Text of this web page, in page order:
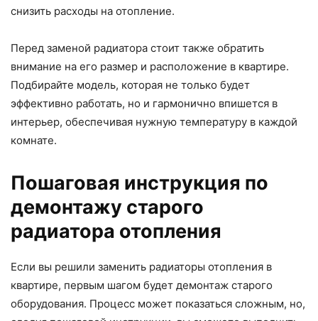
снизить расходы на отопление.
Перед заменой радиатора стоит также обратить
внимание на его размер и расположение в квартире.
Подбирайте модель, которая не только будет
эффективно работать, но и гармонично впишется в
интерьер, обеспечивая нужную температуру в каждой
комнате.
Пошаговая инструкция по
демонтажу старого
радиатора отопления
Если вы решили заменить радиаторы отопления в
квартире, первым шагом будет демонтаж старого
оборудования. Процесс может показаться сложным, но,